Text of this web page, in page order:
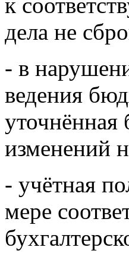
дела не
- в
ведения
уточнённая
изменений
- учётная
мере